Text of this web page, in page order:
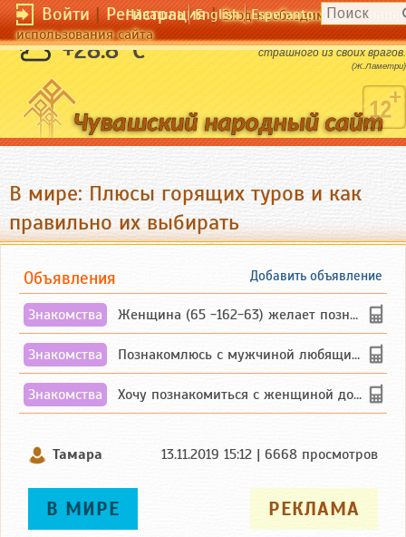
Войти|Регистрация|Вход необходим для
использования сайта
Чӑвашла English Esperanto
+28.8 °C
Человек в самом себе носит самого
страшного из своих врагов.
(Ж.Ламетри)
В мире: Плюсы горящих туров и как
правильно их выбирать
Добавить объявление
Объявления
Знакомства Женщина (65 -162-63) желает познакомиться с одиноким, добродушным, без вредных ...
Знакомства Познакомлюсь с мужчиной любящим танцевать и петь на родном чувашском языке
Знакомства Хочу познакомиться с женщиной до 55 лет чувашской или русской национальности дл...
Тамара 13.11.2019 15:12 | 6668 просмотров
РЕКЛАМА
В МИРЕ